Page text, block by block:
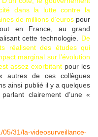
dans la lutte contre la
de millions d’eurospour
en France, au grand
cette technologie. De
réalisent des études qui
marginal sur l’évolution
assez exorbitantpour les
autres de ces collègues
ainsi publié il y a quelques
clairement d’une «
31/la-videosurveillance-